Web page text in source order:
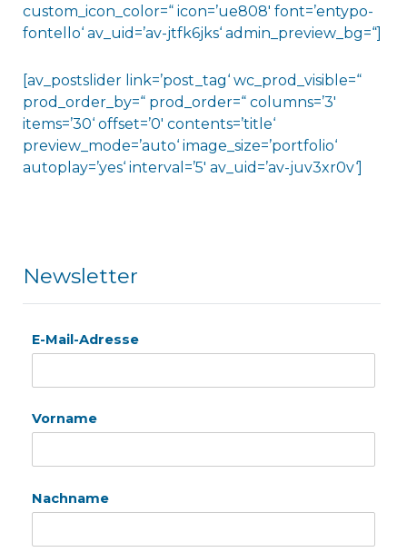
custom_icon_color=“ icon=’ue808′ font=’entypo-
fontello‘ av_uid=’av-jtfk6jks‘ admin_preview_bg=“]
[av_postslider link=’post_tag‘ wc_prod_visible=“
prod_order_by=“ prod_order=“ columns=’3′
items=’30‘ offset=’0′ contents=’title‘
preview_mode=’auto‘ image_size=’portfolio‘
autoplay=’yes‘ interval=’5′ av_uid=’av-juv3xr0v‘]
Newsletter
E-Mail-Adresse
Vorname
Nachname